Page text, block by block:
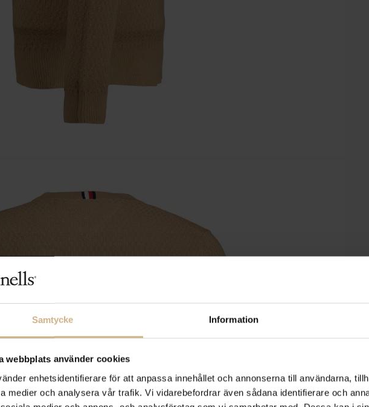
Samtycke Information
webbplats använder cookies
enhetsidentifierare för att anpassa innehållet och annonserna till användarna,
medier och analysera vår trafik. Vi vidarebefordrar även sådana identifierare och